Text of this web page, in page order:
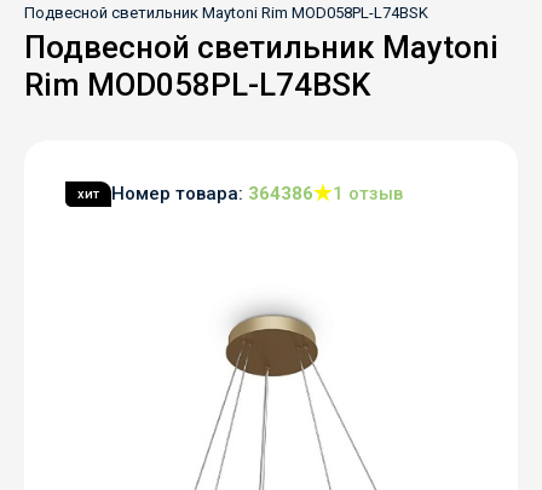
Подвесной светильник Maytoni Rim MOD058PL-L74BSK
Подвесной светильник Maytoni
Rim MOD058PL-L74BSK
хит Номер товара: 364386 1 отзыв